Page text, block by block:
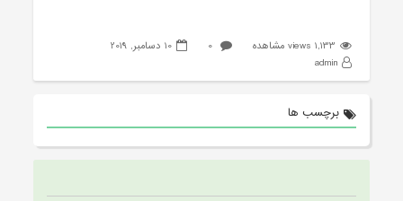
1,133 views مشاهده 0
10 دسامبر, 2019
admin
برچسب ها